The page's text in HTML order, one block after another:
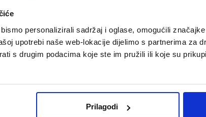
personalizirali sadržaj i oglase, omogućili
upotrebi naše web-lokacije dijelimo s partnerima za
s drugim podacima koje ste im pružili ili koje su
Prilagodi